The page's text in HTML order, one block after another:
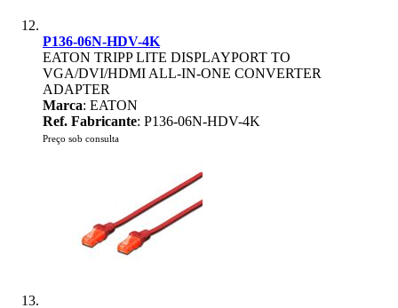
P136-06N-HDV-4K
EATON TRIPP LITE DISPLAYPORT TO
VGA/DVI/HDMI ALL-IN-ONE CONVERTER
ADAPTER
Marca: EATON
Ref. Fabricante: P136-06N-HDV-4K
Preço sob consulta